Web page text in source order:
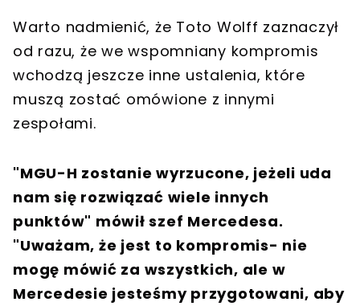
Warto nadmienić, że Toto Wolff zaznaczył
od razu, że we wspomniany kompromis
wchodzą jeszcze inne ustalenia, które
muszą zostać omówione z innymi
zespołami.
"MGU-H zostanie wyrzucone, jeżeli uda
nam się rozwiązać wiele innych
punktów" mówił szef Mercedesa.
"Uważam, że jest to kompromis- nie
mogę mówić za wszystkich, ale w
Mercedesie jesteśmy przygotowani, aby